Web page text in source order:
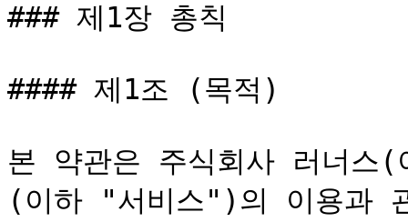
### 제1장 총칙
#### 제1조 (목적)
본 약관은 주식회사 러너스
(이하 "서비스")의 이용과